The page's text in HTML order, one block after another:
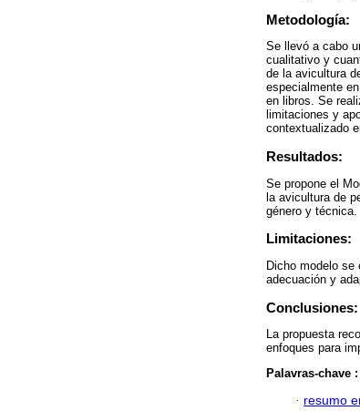
Metodología:
Se llevó a cabo
cualitativo y
de la avicultura
especialmente
en libros. Se
limitaciones y
contextualizado
Resultados:
Se propone el
la avicultura de
género y técnica.
Limitaciones:
Dicho modelo se
adecuación y
Conclusiones:
La propuesta
enfoques para
Palavras-chave :
· resumo